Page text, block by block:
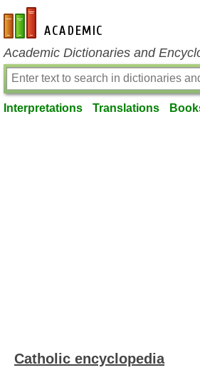
en-academic.com
Academic Dictionaries and
Interpretations Translations
Catholic encyclopedia